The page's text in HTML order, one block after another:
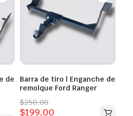
de
Barra de tiro | Enganche de
remolque Ford Ranger
$250,00
Original
$199,00
Current